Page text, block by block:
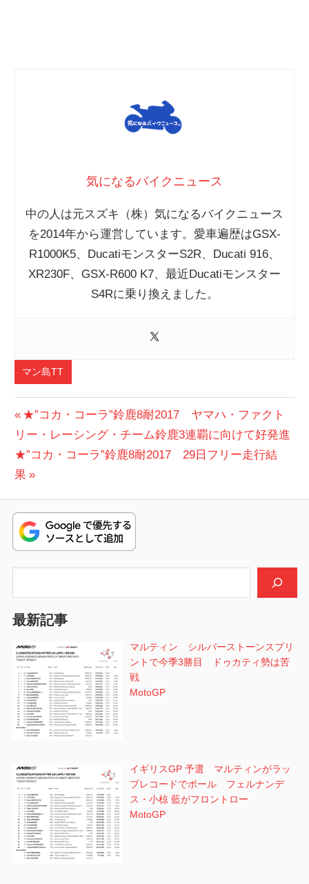
気になるバイクニュース
中の人は元スズキ（株）気になるバイクニュース
を2014年から運営しています。愛車遍歴はGSX-
R1000K5、DucatiモンスターS2R、Ducati 916、
XR230F、GSX-R600 K7、最近Ducatiモンスター
S4Rに乗り換えました。
マン島TT
投
稿
ナ
ビ
ゲ
ー
ン
前
の
投
稿:
★”コカ・コーラ”鈴鹿8耐2017 ヤマハ・ファクト
リー・レーシング・チーム鈴鹿3連覇に向けて好発進
次
の
稿:
★”コカ・コーラ”鈴鹿8耐2017 29日フリー走行結
果
最新記事
マルティン シルバーストーンスプリ
ントで今季3勝目 ドゥカティ勢は苦
戦
MotoGP
イギリスGP 予選 マルティンがラッ
プレコードでポール フェルナンデ
ス・小椋 藍がフロントロー
MotoGP